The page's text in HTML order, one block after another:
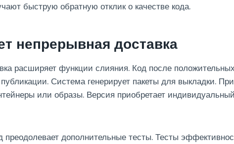
быструю обратную отклик о качестве кода.
непрерывная доставка
расширяет функции слияния. Код после
публикации. Система генерирует пакеты для выкладки.
или образы. Версия приобретает
преодолевает дополнительные тесты. Тесты